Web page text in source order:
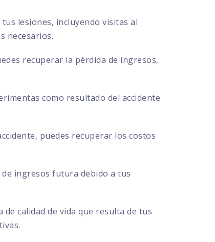
lesiones, incluyendo visitas al
necesarios.
recuperar la pérdida de ingresos,
como resultado del accidente
puedes recuperar los costos
ingresos futura debido a tus
calidad de vida que resulta de tus